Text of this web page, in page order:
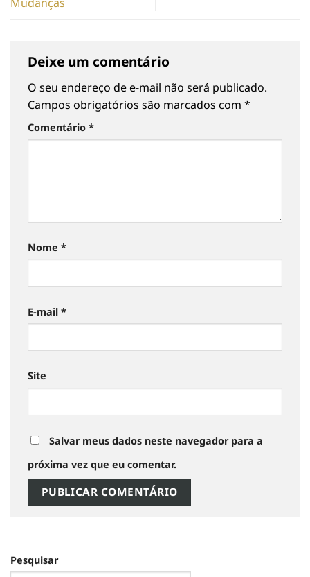
Deixe um comentário
O seu endereço de e-mail não será publicado.
Campos obrigatórios são marcados com *
Comentário *
Nome *
E-mail *
Site
Salvar meus dados neste navegador para a
próxima vez que eu comentar.
Pesquisar